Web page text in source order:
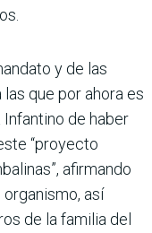
y de las
que por ahora es
Infantino de haber
“proyecto
afirmando
organismo, así
de la familia del